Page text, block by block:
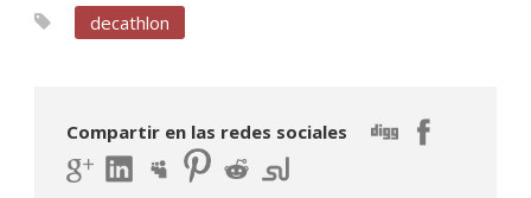
decathlon
Compartir en las redes sociales